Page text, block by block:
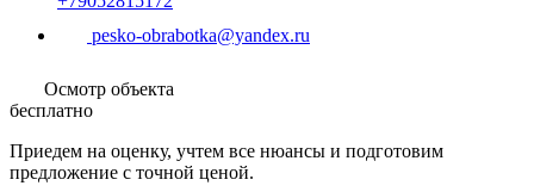
Осмотр объекта
бесплатно
Приедем на оценку, учтем все нюансы и подготовим
предложение с точной ценой.